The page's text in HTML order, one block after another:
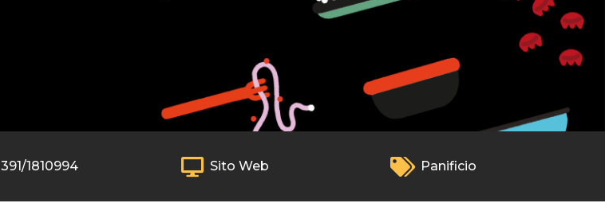
391/1810994 Sito Web Panificio